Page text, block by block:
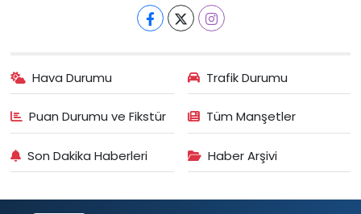
Hava Durumu Trafik Durumu
Puan Durumu ve Fikstür Tüm Manşetler
Son Dakika Haberleri Haber Arşivi